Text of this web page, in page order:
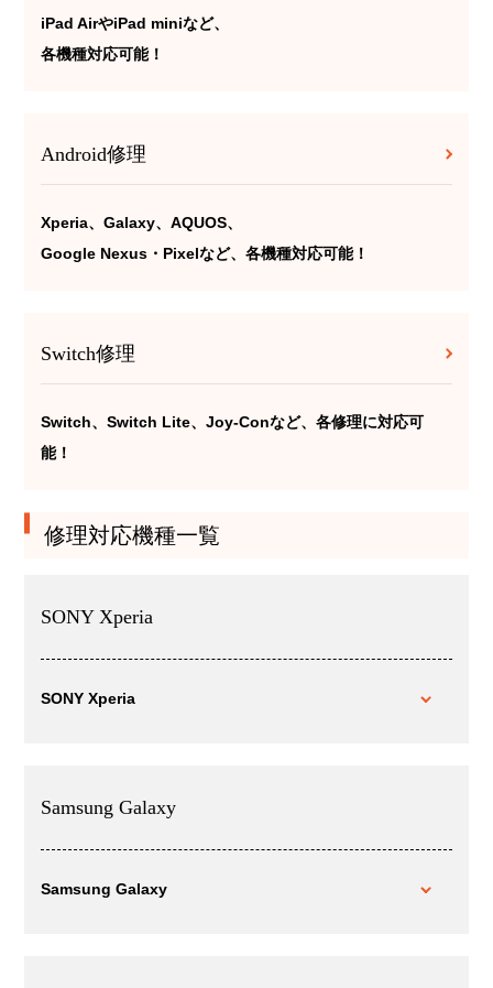
iPad AirやiPad miniなど、
各機種対応可能！
Android修理
Xperia、Galaxy、AQUOS、
Google Nexus・Pixelなど、各機種対応可能！
Switch修理
Switch、Switch Lite、Joy-Conなど、各修理に対応可
能！
修理対応機種一覧
SONY Xperia
SONY Xperia
Samsung Galaxy
Samsung Galaxy